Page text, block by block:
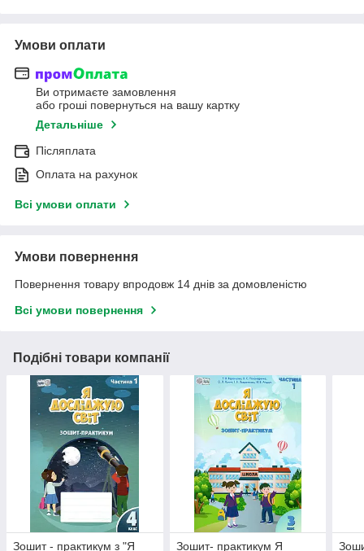
Умови оплати
Ви отримаєте замовлення
або гроші повернуться на вашу картку
Детальніше
Післяплата
Оплата на рахунок
Всі умови оплати
Умови повернення
Повернення товару впродовж 14 днів за домовленістю
Всі умови повернення
Подібні товари компанії
Зошит - практикум з "Я
Зошит- практикум Я